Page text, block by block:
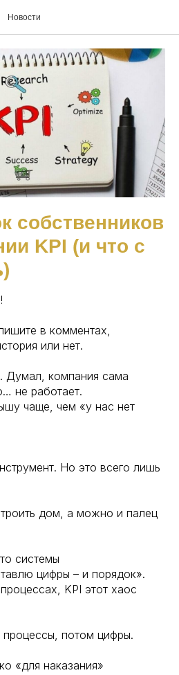
Новости
собственников
KPI (и что с
в комментах,
или нет.
Думал, компания сама
не работает.
чаще, чем «у нас нет
Но это всего лишь
дом, а можно и палец
системы
цифры – и порядок».
KPI этот хаос
процессы, потом цифры.
«для наказания»